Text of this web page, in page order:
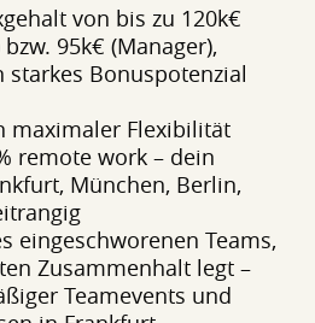
von bis zu 120k€
95k€ (Manager),
starkes Bonuspotenzial
maximaler Flexibilität
remote work – dein
München, Berlin,
eingeschworenen Teams,
Zusammenhalt legt –
Teamevents und